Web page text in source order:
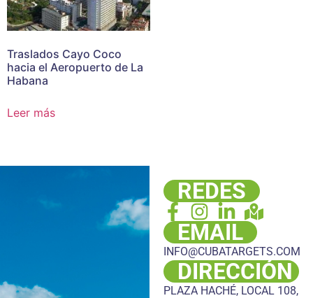
Traslados Cayo Coco
hacia el Aeropuerto de La
Habana
Leer más
REDES
EMAIL
INFO@CUBATARGETS.COM
DIRECCIÓN
PLAZA HACHÉ, LOCAL 108,